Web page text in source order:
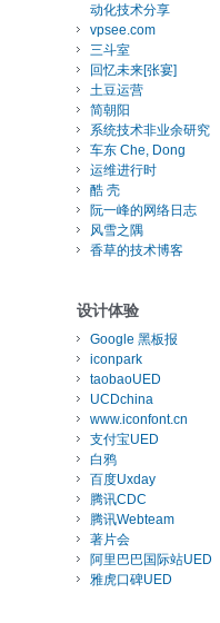
动化技术分享
vpsee.com
三斗室
回忆未来[张宴]
土豆运营
简朝阳
系统技术非业余研究
车东 Che, Dong
运维进行时
酷 壳
阮一峰的网络日志
风雪之隅
香草的技术博客
设计体验
Google 黑板报
iconpark
taobaoUED
UCDchina
www.iconfont.cn
支付宝UED
白鸦
百度Uxday
腾讯CDC
腾讯Webteam
著片会
阿里巴巴国际站UED
雅虎口碑UED